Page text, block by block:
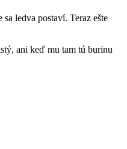
ledva postaví. Teraz ešte
ani keď mu tam tú burinu